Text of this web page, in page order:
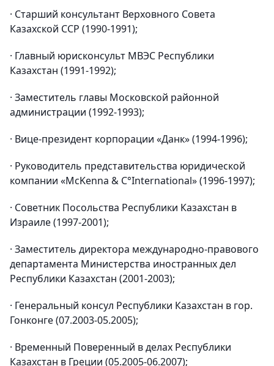
· Старший консультант Верховного Совета
Казахской ССР (1990-1991);
· Главный юрисконсульт МВЭС Республики
Казахстан (1991-1992);
· Заместитель главы Московской районной
администрации (1992-1993);
· Вице-президент корпорации «Данк» (1994-1996);
· Руководитель представительства юридической
компании «McKenna & С°International» (1996-1997);
· Советник Посольства Республики Казахстан в
Израиле (1997-2001);
· Заместитель директора международно-правового
департамента Министерства иностранных дел
Республики Казахстан (2001-2003);
· Генеральный консул Республики Казахстан в гор.
Гонконге (07.2003-05.2005);
· Временный Поверенный в делах Республики
Казахстан в Греции (05.2005-06.2007);